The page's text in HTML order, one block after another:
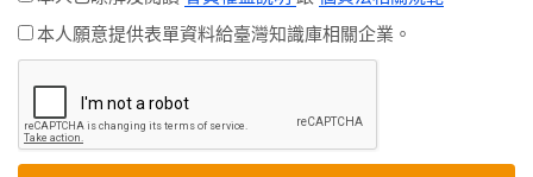
本人願意提供表單資料給臺灣知識庫相關企業。